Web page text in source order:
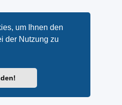
um Ihnen den
der Nutzung zu